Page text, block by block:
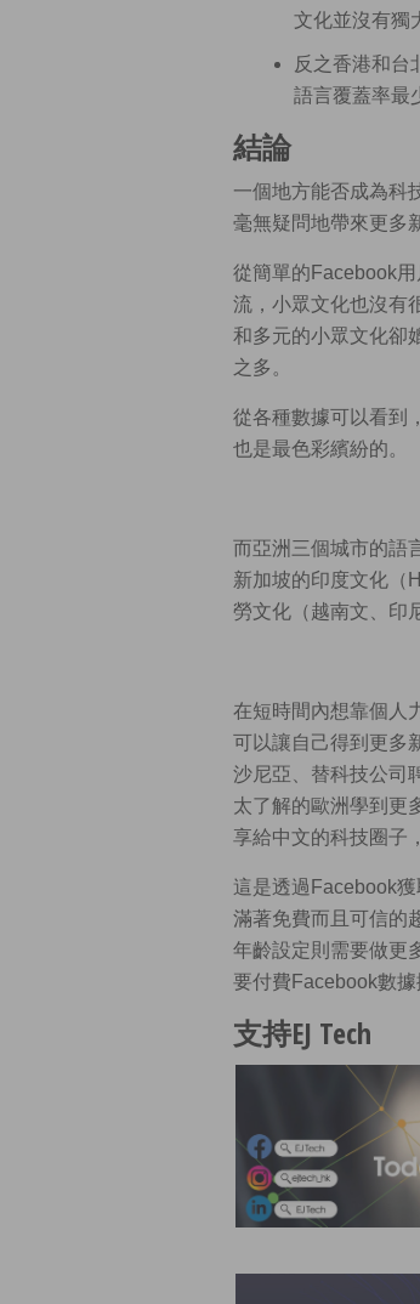
文化並沒有獨
反之香港和台
語言覆蓋率最
結論
一個地方能否成為科
毫無疑問地帶來更多
從簡單的Facebook
流，小眾文化也沒有
和多元的小眾文化卻
之多。
從各種數據可以看到
也是最色彩繽紛的。
而亞洲三個城市的語
新加坡的印度文化（
勞文化（越南文、印
在短時間內想靠個人
可以讓自己得到更多
沙尼亞、替科技公司
太了解的歐洲學到更
享給中文的科技圈子
這是透過Facebook獲
滿著免費而且可信的
年齡設定則需要做更
要付費Facebook數
支持EJ Tech